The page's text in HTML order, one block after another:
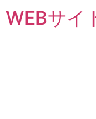
WEBサイ